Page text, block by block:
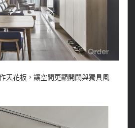
天花板，讓空間更顯開闊與獨具風